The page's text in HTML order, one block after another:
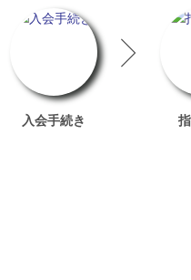
入会手続き